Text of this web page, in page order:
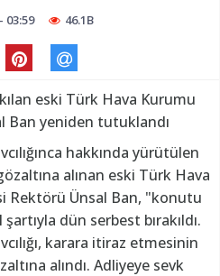
03:59 46.1B
eski Türk Hava Kurumu
Ban yeniden tutuklandı
hakkında yürütülen
alınan eski Türk Hava
Rektörü Ünsal Ban, "konutu
dün serbest bırakıldı.
karara itiraz etmesinin
alındı. Adliyeye sevk